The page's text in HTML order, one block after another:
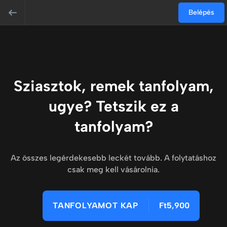
Belépés
Sziasztok, remek tanfolyam,
ugye? Tetszik ez a
tanfolyam?
Az összes legérdekesebb leckét tovább. A folytatáshoz
csak meg kell vásárolnia.
TANFOLYAMOT KAP Ft5,900